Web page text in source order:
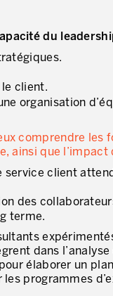
du
le client.
organisation
comprendre les
ainsi que
service client
des
terme.
dans
élaborer un
programmes